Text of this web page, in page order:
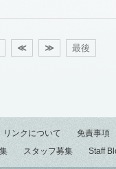
≪ ≫ 最後
リンクについて
免責事項
スタッフ募集 Staff